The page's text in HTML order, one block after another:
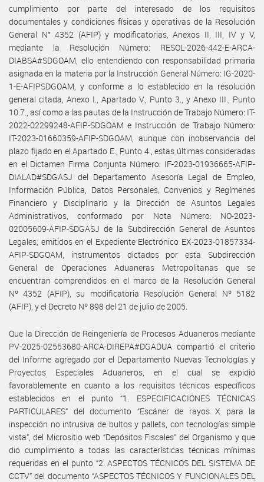
cumplimiento por parte del interesado de los requisitos
documentales y condiciones físicas y operativas de la Resolución
General N° 4352 (AFIP) y modificatorias, Anexos II, III, IV y V,
mediante la Resolución Número: RESOL-2026-442-E-ARCA-
DIABSA#SDGOAM, ello entendiendo con responsabilidad primaria
asignada en la materia por la Instrucción General Número: IG-2020-
1-E-AFIPSDGOAM, y conforme a lo establecido en la resolución
general citada, Anexo I., Apartado V., Punto 3., y Anexo III., Punto
10.7., así como a las pautas de la Instrucción de Trabajo Número: IT-
2022-02299248-AFIP-SDGOAM e Instrucción de Trabajo Número:
IT-2023-01660359-AFIP-SDGOAM, aunque con inobservancia del
plazo fijado en el Apartado E., Punto 4., estas últimas consideradas
en el Dictamen Firma Conjunta Número: IF-2023-01936665-AFIP-
DIALAD#SDGASJ del Departamento Asesoría Legal de Empleo,
Información Pública, Datos Personales, Convenios y Regímenes
Financiero y Disciplinario y la Dirección de Asuntos Legales
Administrativos, conformado por Nota Número: NO-2023-
02005609-AFIP-SDGASJ de la Subdirección General de Asuntos
Legales, emitidos en el Expediente Electrónico EX-2023-01857334-
AFIP-SDGOAM, instrumentos dictados por esta Subdirección
General de Operaciones Aduaneras Metropolitanas que se
encuentran comprendidos en el marco de la Resolución General
Nº 4352 (AFIP), su modificatoria Resolución General Nº 5182
(AFIP), y el Decreto Nº 898 del 21 de julio de 2005.
Que la Dirección de Reingeniería de Procesos Aduaneros mediante
PV-2025-02553680-ARCA-DIREPA#DGADUA compartió el criterio
del Informe agregado por el Departamento Nuevas Tecnologías y
Proyectos Especiales Aduaneros, en el cual se expidió
favorablemente en cuanto a los requisitos técnicos específicos
establecidos en el punto “1. ESPECIFICACIONES TÉCNICAS
PARTICULARES” del documento “Escáner de rayos X para la
inspección no intrusiva de bultos y pallets, con tecnologías simple
vista”, del Micrositio web “Depósitos Fiscales” del Organismo y que
dio cumplimiento a todas las características técnicas mínimas
requeridas en el punto “2. ASPECTOS TÉCNICOS DEL SISTEMA DE
CCTV” del documento “ASPECTOS TÉCNICOS Y FUNCIONALES DEL